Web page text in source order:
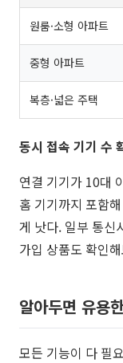
원룸·소형 아파트
중형 아파트
복층·넓은 주택
동시 접속 기기 수
연결 기기가 10대
홈 기기까지 포함
게 낫다. 일부 통신
가입 상품도 확인
알아두면 유용
모든 기능이 다 필